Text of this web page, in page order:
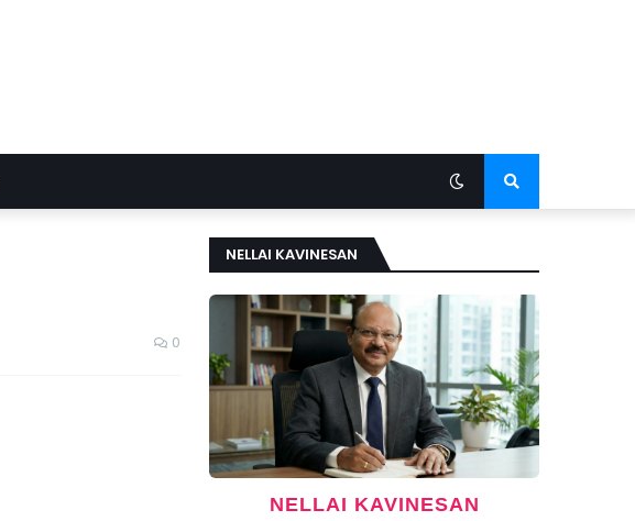
0
NELLAI KAVINESAN
NELLAI KAVINESAN